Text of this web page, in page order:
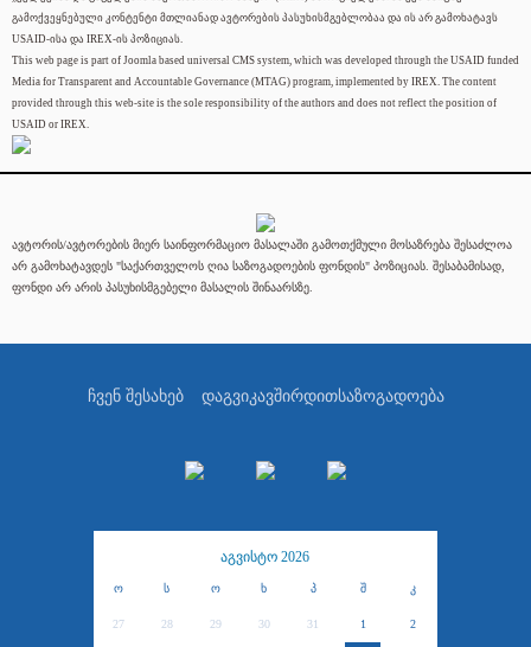
გამოქვეყნებული კონტენტი მთლიანად ავტორების პასუხისმგებლობაა და ის არ გამოხატავს
USAID-ისა და IREX-ის პოზიციას.
This web page is part of Joomla based universal CMS system, which was developed through the USAID funded
Media for Transparent and Accountable Governance (MTAG) program, implemented by IREX. The content
provided through this web-site is the sole responsibility of the authors and does not reflect the position of
USAID or IREX.
ავტორის/ავტორების მიერ საინფორმაციო მასალაში გამოთქმული მოსაზრება შესაძლოა
არ გამოხატავდეს "საქართველოს ღია საზოგადოების ფონდის" პოზიციას. შესაბამისად,
ფონდი არ არის პასუხისმგებელი მასალის შინაარსზე.
ჩვენ შესახებ დაგვიკავშირდითსაზოგადოება
აგვისტო 2026
ო ს ო ხ პ შ კ
27 28 29 30 31 1 2